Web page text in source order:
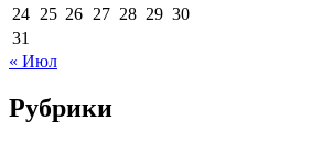
24 25 26 27 28 29 30
31
« Июл
Рубрики